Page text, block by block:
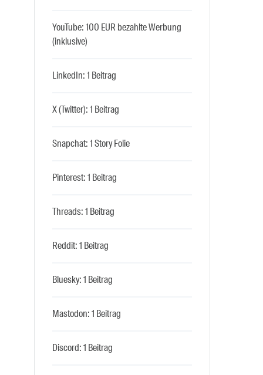
YouTube: 100 EUR bezahlte Werbung
(inklusive)
LinkedIn: 1 Beitrag
X (Twitter): 1 Beitrag
Snapchat: 1 Story Folie
Pinterest: 1 Beitrag
Threads: 1 Beitrag
Reddit: 1 Beitrag
Bluesky: 1 Beitrag
Mastodon: 1 Beitrag
Discord: 1 Beitrag